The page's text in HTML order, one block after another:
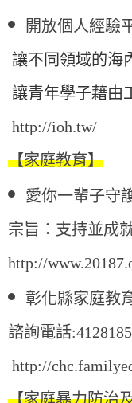
開放個人經驗
讓不同領域的海
讓青年學子藉由
http://ioh.tw/
【家庭教育】
愛你一輩子守
宗旨：支持並成
http://
彰化縣家庭教
諮詢電話:4128185
http://
【家庭暴力防治